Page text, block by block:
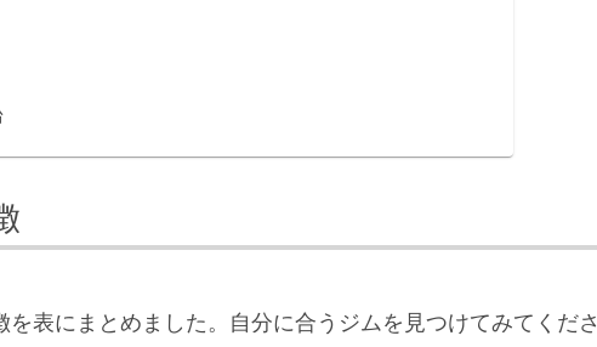
表にまとめました。自分に合うジムを見つけてみてくださ